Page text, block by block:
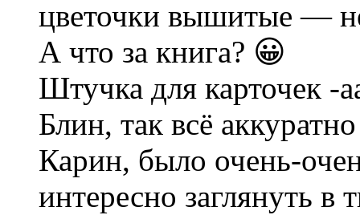
цветочки вышитые —
А что за книга? 😀
Штучка для карточек -
Блин, так всё
Карин, было очень-
интересно заглянуть в